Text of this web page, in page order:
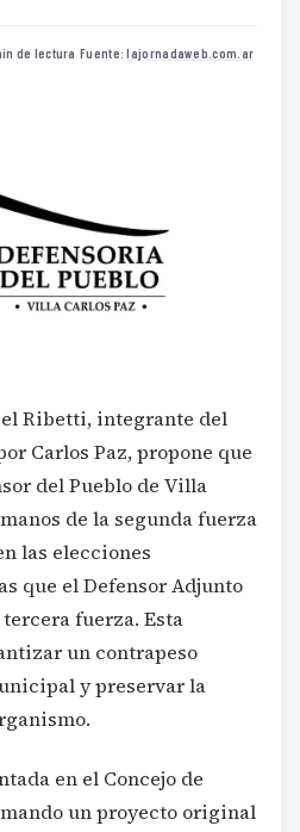
de lectura ·Fuente:lajornadaweb.com.ar
Ribetti, integrante del
Carlos Paz, propone que
del Pueblo de Villa
de la segunda fuerza
las elecciones
que el Defensor Adjunto
fuerza. Esta
un contrapeso
y preservar la
en el Concejo de
un proyecto original